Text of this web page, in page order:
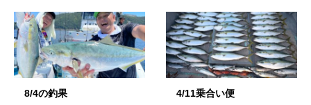
8/4の釣果 4/11乗合い便